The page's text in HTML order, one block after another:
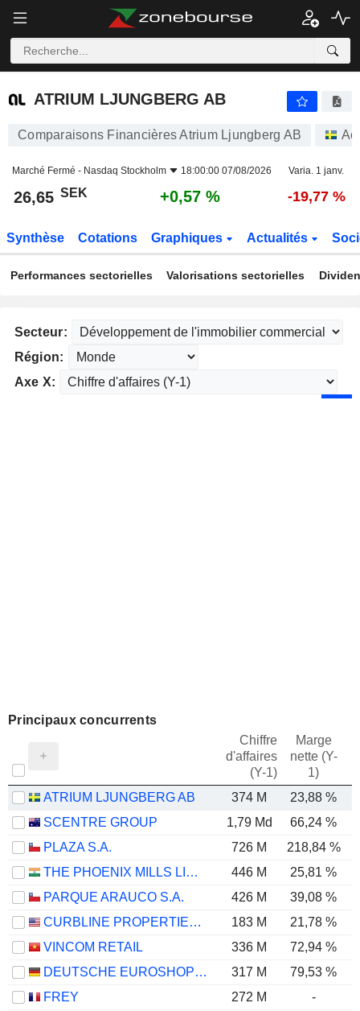
ATRIUM LJUNGBERG AB
ATRIUM LJUNGBERG AB
Comparaisons Financières Atrium Ljungberg AB
Marché Fermé - Nasdaq Stockholm 18:00:00 07/08/2026 Varia. 1 janv.
26,65 SEK +0,57 % -19,77 %
Synthèse Cotations Graphiques Actualités
Performances sectorielles Valorisations sectorielles
Secteur:
Région:
Axe X:
Principaux concurrents
Chiffre
d'affaires
(Y-1)
Marge
nette (Y-
1)
ATRIUM LJUNGBERG AB 374 M 23,88 %
SCENTRE GROUP
1,79 Md 66,24 %
PLAZA S.A.
726 M 218,84 %
THE PHOENIX MILLS LIMITED
446 M 25,81 %
PARQUE ARAUCO S.A.
426 M 39,08 %
CURBLINE PROPERTIES CORP.
183 M 21,78 %
VINCOM RETAIL
336 M 72,94 %
DEUTSCHE EUROSHOP AG
317 M 79,53 %
FREY
272 M
-